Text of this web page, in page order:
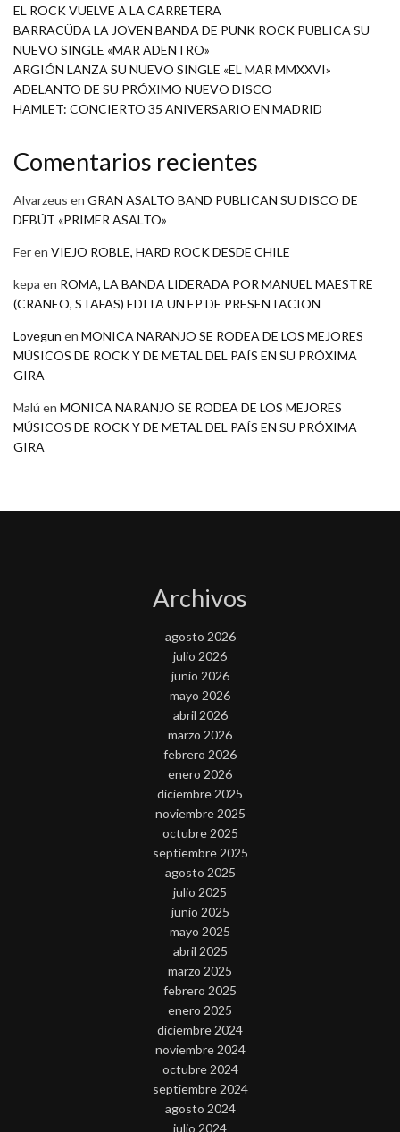
EL ROCK VUELVE A LA CARRETERA
BARRACÜDA LA JOVEN BANDA DE PUNK ROCK PUBLICA SU
NUEVO SINGLE «MAR ADENTRO»
ARGIÓN LANZA SU NUEVO SINGLE «EL MAR MMXXVI»
ADELANTO DE SU PRÓXIMO NUEVO DISCO
HAMLET: CONCIERTO 35 ANIVERSARIO EN MADRID
Comentarios recientes
Alvarzeus en GRAN ASALTO BAND PUBLICAN SU DISCO DE
DEBÚT «PRIMER ASALTO»
Feren VIEJO ROBLE, HARD ROCK DESDE CHILE
kepa en ROMA, LA BANDA LIDERADA POR MANUEL MAESTRE
(CRANEO, STAFAS) EDITA UN EP DE PRESENTACION
Lovegun en MONICA NARANJO SE RODEA DE LOS MEJORES
MÚSICOS DE ROCK Y DE METAL DEL PAÍS EN SU PRÓXIMA
GIRA
Malú en MONICA NARANJO SE RODEA DE LOS MEJORES
MÚSICOS DE ROCK Y DE METAL DEL PAÍS EN SU PRÓXIMA
GIRA
Archivos
agosto 2026
julio 2026
junio 2026
mayo 2026
abril 2026
marzo 2026
febrero 2026
enero 2026
diciembre 2025
noviembre 2025
octubre 2025
septiembre 2025
agosto 2025
julio 2025
junio 2025
mayo 2025
abril 2025
marzo 2025
febrero 2025
enero 2025
diciembre 2024
noviembre 2024
octubre 2024
septiembre 2024
agosto 2024
julio 2024